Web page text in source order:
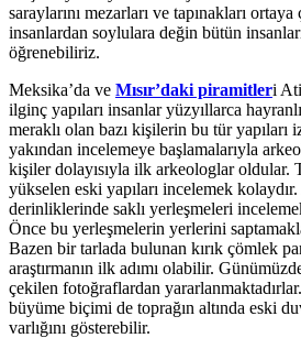
saraylarını mezarları ve tapınakları ortaya
insanlardan soylulara değin bütün
öğrenebiliriz.
Meksika’da ve Mısır’daki piramitleri
ilginç yapıları insanlar yüzyıllarca
meraklı olan bazı kişilerin bu tür yapıları
yakından incelemeye başlamalarıyla
kişiler dolayısıyla ilk arkeologlar oldular.
yükselen eski yapıları incelemek
derinliklerinde saklı yerleşmeleri
Önce bu yerleşmelerin yerlerini
Bazen bir tarlada bulunan kırık çömlek
araştırmanın ilk adımı olabilir.
çekilen fotoğraflardan
büyüme biçimi de toprağın altında eski
varlığını gösterebilir.